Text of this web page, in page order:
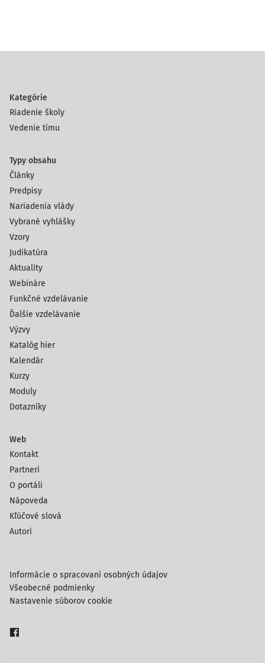
Kategórie
Riadenie školy
Vedenie tímu
Typy obsahu
Články
Predpisy
Nariadenia vlády
Vybrané vyhlášky
Vzory
Judikatúra
Aktuality
Webináre
Funkčné vzdelávanie
Ďalšie vzdelávanie
Výzvy
Katalóg hier
Kalendár
Kurzy
Moduly
Dotazníky
Web
Kontakt
Partneri
O portáli
Nápoveda
Kľúčové slová
Autori
Informácie o spracovaní osobných údajov
Všeobecné podmienky
Nastavenie súborov cookie